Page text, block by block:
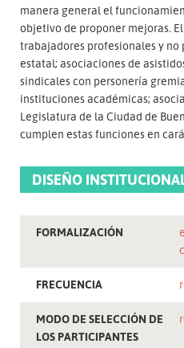
manera general el
objetivo de proponer mejoras.
trabajadores profesionales y no
estatal; asociaciones de
sindicales con personería
instituciones académicas;
Legislatura de la Ciudad de
cumplen estas funciones en
DISEÑO
FORMALIZACIÓN
FRECUENCIA
MODO DE SELECCIÓN DE
LOS PARTICIPANTES